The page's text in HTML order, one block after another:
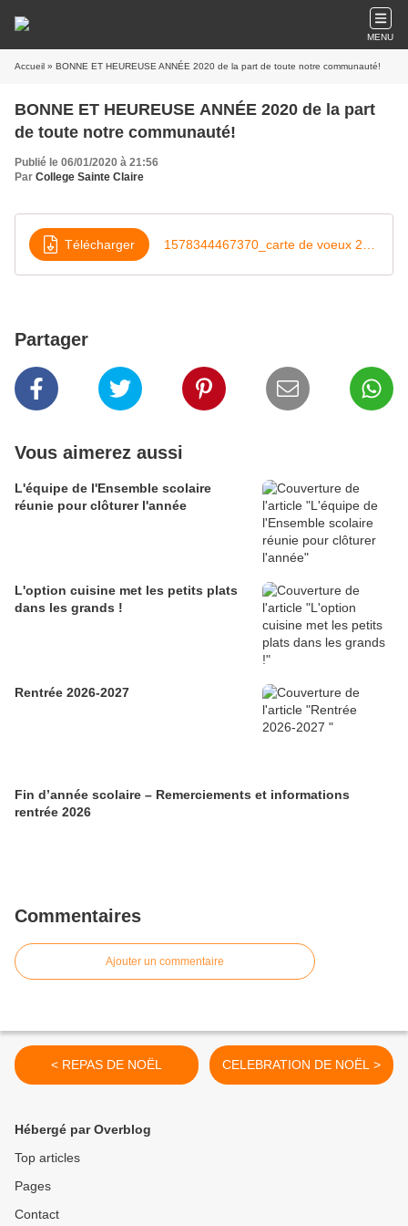
MENU
Accueil » BONNE ET HEUREUSE ANNÉE 2020 de la part de toute notre communauté!
BONNE ET HEUREUSE ANNÉE 2020 de la part
de toute notre communauté!
Publié le 06/01/2020 à 21:56
Par College Sainte Claire
Télécharger
Partager
Vous aimerez aussi
L'équipe de l'Ensemble scolaire
réunie pour clôturer l'année
L'option cuisine met les petits plats
dans les grands !
Rentrée 2026-2027
Fin d’année scolaire – Remerciements et informations
rentrée 2026
Commentaires
Ajouter un commentaire
< REPAS DE NOËL CELEBRATION DE NOËL >
Hébergé par Overblog
Top articles
Pages
Contact